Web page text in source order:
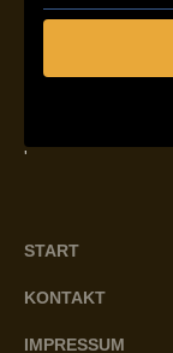
'
START
KONTAKT
IMPRESSUM